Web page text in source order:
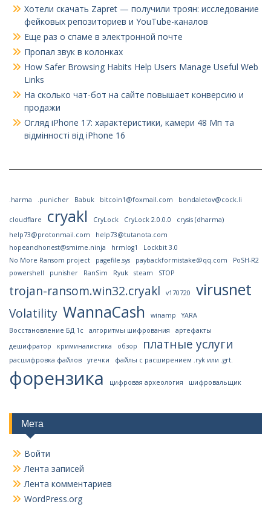
Хотели скачать Zapret — получили троян: исследование
фейковых репозиториев и YouTube-каналов
Еще раз о спаме в электронной почте
Пропал звук в колонках
How Safer Browsing Habits Help Users Manage Useful Web
Links
На сколько чат-бот на сайте повышает конверсию и
продажи
Огляд iPhone 17: характеристики, камери 48 Мп та
відмінності від iPhone 16
.harma .punicher Babuk bitcoin1@foxmail.com bondaletov@cock.li
cloudflare cryakl CryLock CryLock 2.0.0.0
crysis (dharma)
help73@protonmail.com
help73@tutanota.com
hopeandhonest@smime.ninja
hrmlog1
Lockbit 3.0
No More Ransom project
pagefile.sys paybackformistake@qq.com
PoSH-R2
powershell
punisher RanSim Ryuk steam STOP
trojan-ransom.win32.cryakl v170720 virusnet
Volatility WannaCash winamp
YARA
Восстановление БД 1с
алгоритмы шифрования
артефакты
дешифратор
криминалистика обзор платные услуги
расшифровка файлов утечки файлы с расширением .ryk или .grt.
форензика цифровая археология шифровальщик
Мета
Войти
Лента записей
Лента комментариев
WordPress.org